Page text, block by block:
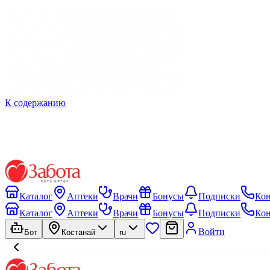
К содержанию
Каталог Аптеки Врачи Бонусы Подписки
Каталог
Аптеки Врачи Бонусы Подписки
Бот Костанай ru Войти